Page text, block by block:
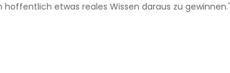
etwas reales Wissen daraus zu gewinnen.'